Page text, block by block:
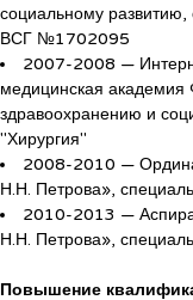
социальному
ВСГ №1702095
2007-2008 —
медицинская академия
здравоохранению и
"Хирургия"
2008-2010 —
Н.Н. Петрова»,
2010-2013 —
Н.Н. Петрова»,
Повышение